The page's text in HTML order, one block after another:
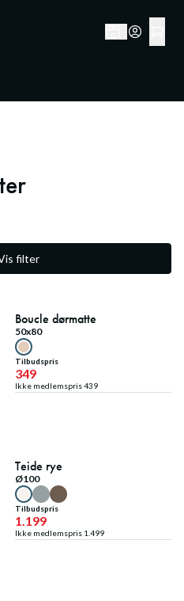
filter
Medlemstilbud
20%
Boucle dørmatte
50x80
Tilbudspris
349
Ikke medlemspris439
Medlemstilbud
Teide rye
Ø100
Tilbudspris
1.199
Ikke medlemspris 1.499